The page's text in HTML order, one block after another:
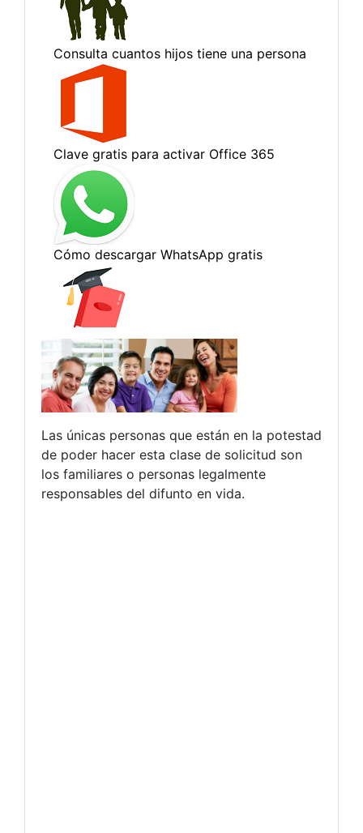
Las únicas personas que están en la potestad
de poder hacer esta clase de solicitud son
los familiares o personas legalmente
responsables del difunto en vida.